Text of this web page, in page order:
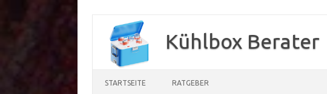
springen
Kühlbox Berater
STARTSEITE RATGEBER